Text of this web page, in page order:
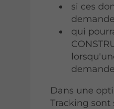
si ces
qui
Dans une
Tracking